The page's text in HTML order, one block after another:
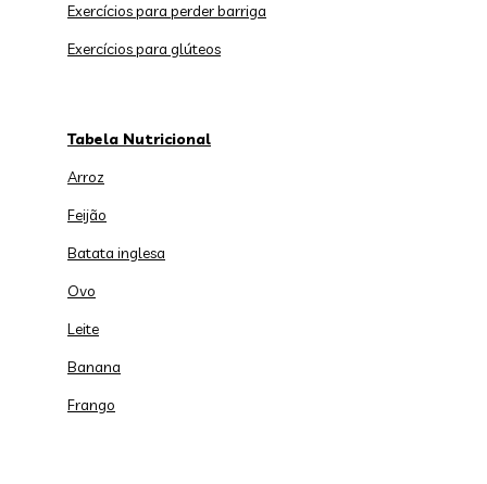
Exercícios para perder barriga
Exercícios para glúteos
Tabela Nutricional
Arroz
Feijão
Batata inglesa
Ovo
Leite
Banana
Frango